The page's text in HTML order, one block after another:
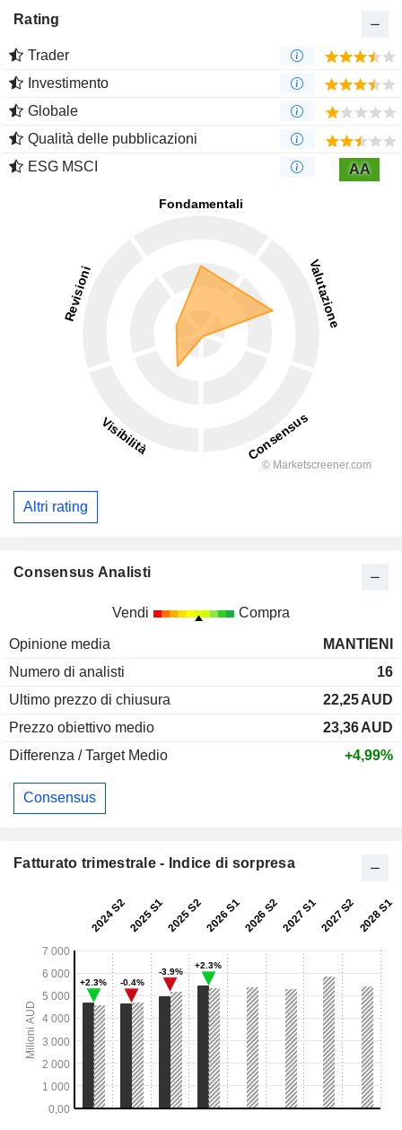
Rating
Trader
Investimento
Globale
Qualità delle pubblicazioni
ESG MSCI
AA
Altri rating
Consensus Analisti
Vendi Compra
Opinione media
MANTIENI
Numero di analisti
16
Ultimo prezzo di chiusura
22,25AUD
Prezzo obiettivo medio
23,36AUD
Differenza / Target Medio
+4,99%
Consensus
Fatturato trimestrale - Indice di sorpresa